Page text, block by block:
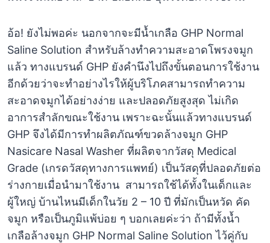
อ้อ! ยังไม่พอค่ะ นอกจากจะมีน้ำเกลือ GHP Normal
Saline Solution สำหรับล้างทำความสะอาดโพรงจมูก
แล้ว ทางแบรนด์ GHP ยังคำนึงไปถึงขั้นตอนการใช้งาน
อีกด้วยว่าจะทำอย่างไรให้ผู้บริโภคสามารถทำความ
สะอาดจมูกได้อย่างง่าย และปลอดภัยสูงสุด ไม่เกิด
อาการสำลักขณะใช้งาน เพราะฉะนั้นแล้วทางแบรนด์
GHP จึงได้มีการทำผลิตภัณฑ์ขวดล้างจมูก GHP
Nasicare Nasal Washer ที่ผลิตจากวัสดุ Medical
Grade (เกรดวัสดุทางการแพทย์) เป็นวัสดุที่ปลอดภัยต่อ
ร่างกายเมื่อนำมาใช้งาน สามารถใช้ได้ทั้งในเด็กและ
ผู้ใหญ่ บ้านไหนมีเด็กในวัย 2 – 10 ปี ที่มักเป็นหวัด คัด
จมูก หรือเป็นภูมิแพ้บ่อย ๆ บอกเลยค่ะว่า ถ้ามีทั้งน้ำ
เกลือล้างจมูก GHP Normal Saline Solution ไว้คู่กับ